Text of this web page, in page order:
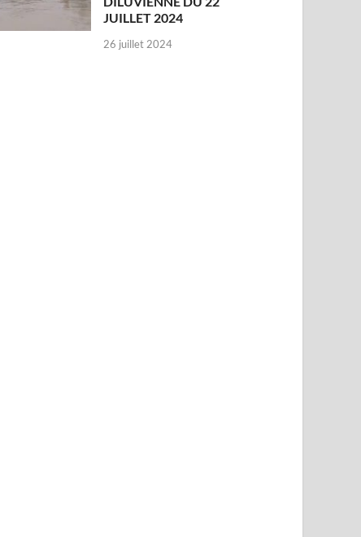
JUILLET 2024
26 juillet 2024